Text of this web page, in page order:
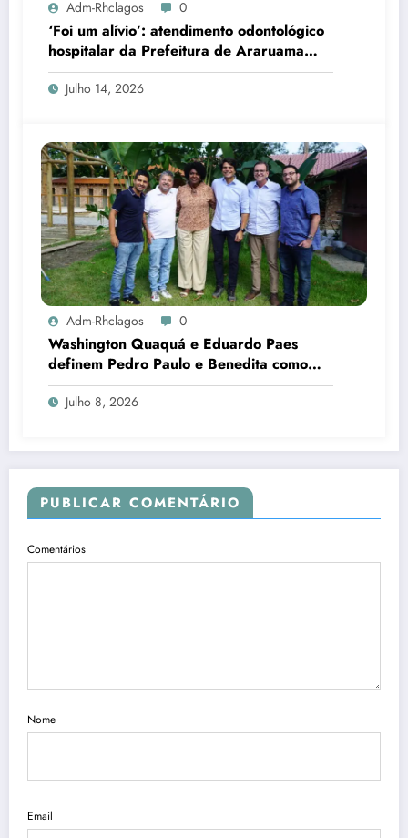
Adm-Rhclagos 0
‘Foi um alívio’: atendimento odontológico
hospitalar da Prefeitura de Araruama
transforma rotina de famílias atípicas
Julho 14, 2026
Adm-Rhclagos 0
Washington Quaquá e Eduardo Paes
definem Pedro Paulo e Benedita como
candidatos ao Senado no Rio
Julho 8, 2026
PUBLICAR COMENTÁRIO
Comentários
Nome
Email